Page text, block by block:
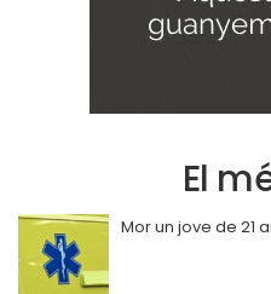
El
Mor un jove de 21